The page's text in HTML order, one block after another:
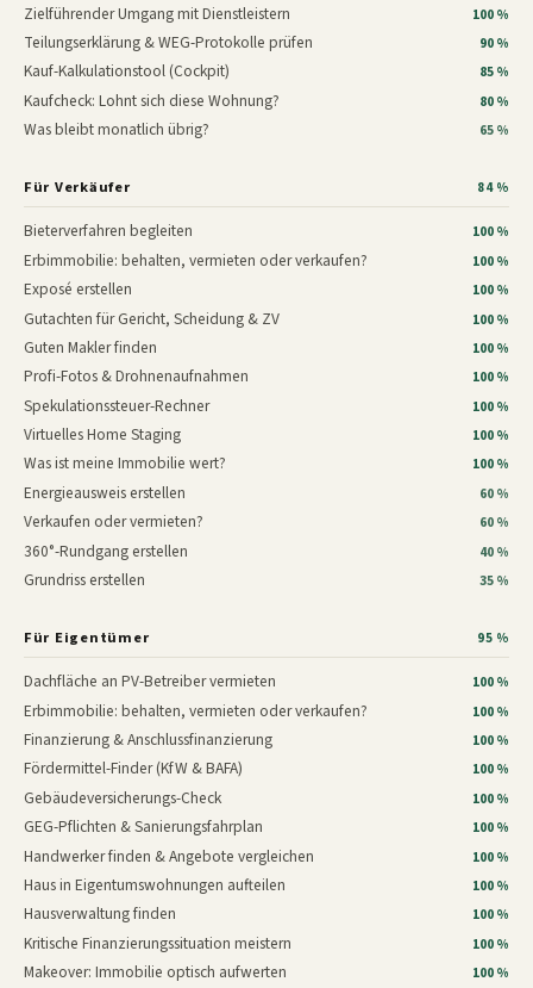
Zielführender Umgang mit Dienstleistern 100 %
Teilungserklärung & WEG-Protokolle prüfen 90 %
Kauf-Kalkulationstool (Cockpit) 85 %
Kaufcheck: Lohnt sich diese Wohnung? 80 %
Was bleibt monatlich übrig? 65 %
Für Verkäufer 84 %
Bieterverfahren begleiten 100 %
Erbimmobilie: behalten, vermieten oder verkaufen? 100 %
Exposé erstellen 100 %
Gutachten für Gericht, Scheidung & ZV 100 %
Guten Makler finden 100 %
Profi-Fotos & Drohnenaufnahmen 100 %
Spekulationssteuer-Rechner 100 %
Virtuelles Home Staging 100 %
Was ist meine Immobilie wert? 100 %
Energieausweis erstellen 60 %
Verkaufen oder vermieten? 60 %
360°-Rundgang erstellen 40 %
Grundriss erstellen 35 %
Für Eigentümer 95 %
Dachfläche an PV-Betreiber vermieten 100 %
Erbimmobilie: behalten, vermieten oder verkaufen? 100 %
Finanzierung & Anschlussfinanzierung 100 %
Fördermittel-Finder (KfW & BAFA) 100 %
Gebäudeversicherungs-Check 100 %
GEG-Pflichten & Sanierungsfahrplan 100 %
Handwerker finden & Angebote vergleichen 100 %
Haus in Eigentumswohnungen aufteilen 100 %
Hausverwaltung finden 100 %
Kritische Finanzierungssituation meistern 100 %
Makeover: Immobilie optisch aufwerten 100 %